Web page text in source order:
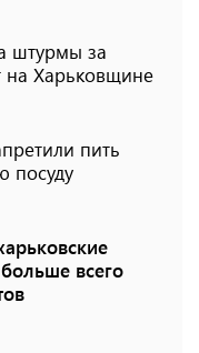
штурмы за
на Харьковщине
пить
посуду
всего